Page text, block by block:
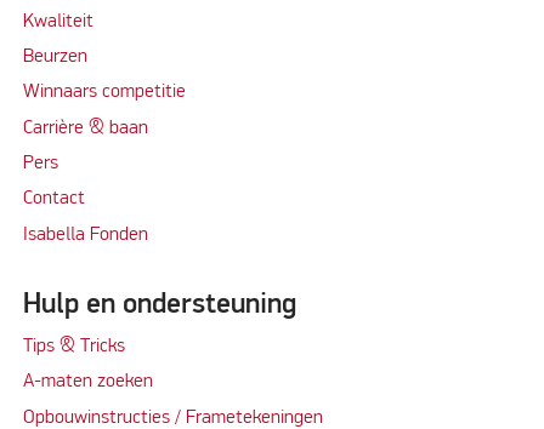
Kwaliteit
Beurzen
Winnaars competitie
Carrière & baan
Pers
Contact
Isabella Fonden
Hulp en ondersteuning
Tips & Tricks
A-maten zoeken
Opbouwinstructies / Frametekeningen